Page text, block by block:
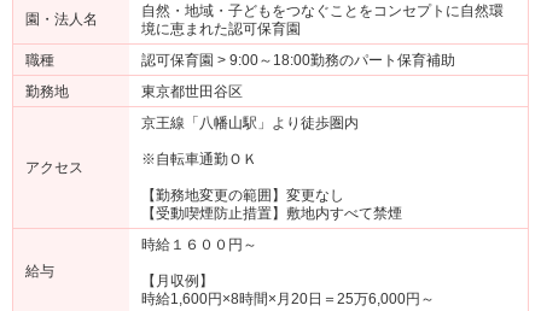
園・法人名
自然・地域・子どもをつなぐことをコンセプトに自然環
境に恵まれた認可保育園
職種
認可保育園 > 9:00～18:00勤務のパート保育補助
勤務地
東京都世田谷区
アクセス
京王線「八幡山駅」より徒歩圏内
※自転車通勤ＯＫ
【勤務地変更の範囲】変更なし
【受動喫煙防止措置】敷地内すべて禁煙
給与
時給１６００円～
【月収例】
時給1,600円×8時間×月20日＝25万6,000円～